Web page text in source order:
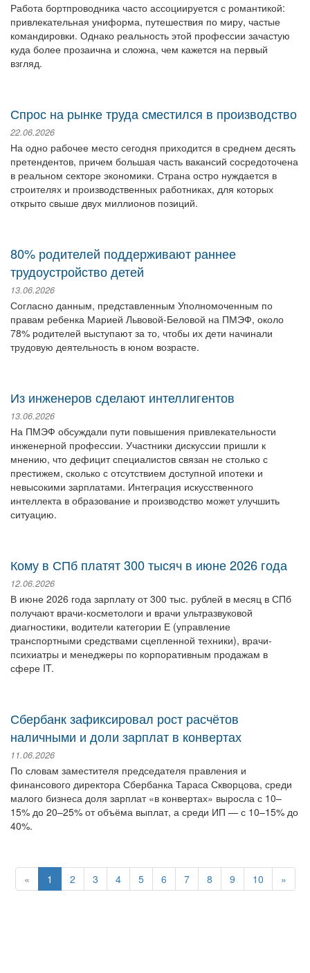
Работа бортпроводника часто ассоциируется с романтикой:
привлекательная униформа, путешествия по миру, частые
командировки. Однако реальность этой профессии зачастую
куда более прозаична и сложна, чем кажется на первый
взгляд.
Спрос на рынке труда сместился в производство
22.06.2026
На одно рабочее место сегодня приходится в среднем десять
претендентов, причем большая часть вакансий сосредоточена
в реальном секторе экономики. Страна остро нуждается в
строителях и производственных работниках, для которых
открыто свыше двух миллионов позиций.
80% родителей поддерживают раннее
трудоустройство детей
13.06.2026
Согласно данным, представленным Уполномоченным по
правам ребенка Марией Львовой-Беловой на ПМЭФ, около
78% родителей выступают за то, чтобы их дети начинали
трудовую деятельность в юном возрасте.
Из инженеров сделают интеллигентов
13.06.2026
На ПМЭФ обсуждали пути повышения привлекательности
инженерной профессии. Участники дискуссии пришли к
мнению, что дефицит специалистов связан не столько с
престижем, сколько с отсутствием доступной ипотеки и
невысокими зарплатами. Интеграция искусственного
интеллекта в образование и производство может улучшить
ситуацию.
Кому в СПб платят 300 тысяч в июне 2026 года
12.06.2026
В июне 2026 года зарплату от 300 тыс. рублей в месяц в СПб
получают врачи-косметологи и врачи ультразвуковой
диагностики, водители категории Е (управление
транспортными средствами сцепленной техники), врачи-
психиатры и менеджеры по корпоративным продажам в
сфере IT.
Сбербанк зафиксировал рост расчётов
наличными и доли зарплат в конвертах
11.06.2026
По словам заместителя председателя правления и
финансового директора Сбербанка Тараса Скворцова, среди
малого бизнеса доля зарплат «в конвертах» выросла с 10–
15% до 20–25% от объёма выплат, а среди ИП — с 10–15% до
40%.
« 1 2 3 4 5 6 7 8 9 10 »